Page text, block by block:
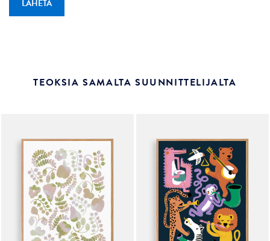
TEOKSIA SAMALTA SUUNNITTELIJALTA